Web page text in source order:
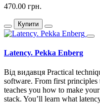
470.00 грн.
Купити
Latency. Pekka Enberg
Від видавця Practical
software. From first
teaches you how to make
stack. You’ll learn what